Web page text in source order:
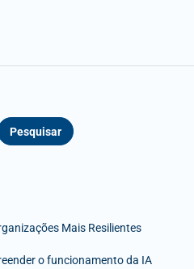
Pesquisar
Mais Resilientes
o funcionamento da IA